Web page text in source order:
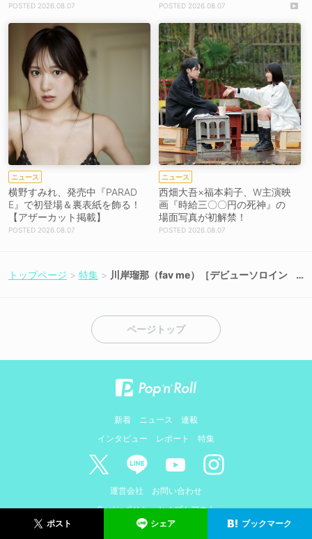
2026.08.07
をリリース＆MV公開！
2026.08.07
ニュース
横野すみれ、発売中『PARAD
E』で初登場＆裏表紙を飾る！
【アザーカット掲載】
2026.08.07
ニュース
西畑大吾×福本莉子、W主演映
画『時給三〇〇円の死神』の
場面写真が初解禁！
2026.08.07
トップページ 特集
川岸瑠那（fav me）［デビューソロイン
なさんにも負けません！（笑）」
ポスト シェア ブックマーク
ページトップ
新着 ニュース
連載
インタビュー
レポート 特集
運営会社
お問い合わせ
Cookieポリシーとオプトアウト
© AMIDUS. ALL RIGHTS RESERVED.